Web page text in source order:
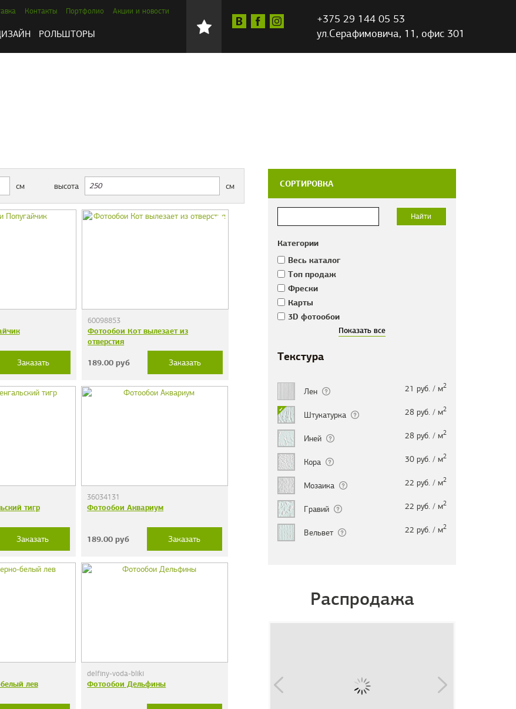
+375 29 144 05 53
ул.Серафимовича, 11, офис 301
Контакты Портфолио Акции и новости
РОЛЬШТОРЫ
см высота см
Заказать
60098853
Фотообои Кот вылезает из
отверстия
189.00 руб Заказать
тигр
Заказать
36034131
Фотообои Аквариум
189.00 руб Заказать
лев
delfiny-voda-bliki
Фотообои Дельфины
СОРТИРОВКА
Категории
Весь каталог
Tоп продаж
Фрески
Карты
3D фотообои
Текстура
Лен 21 руб. / м2
Штукатурка 28 руб. / м2
Иней 28 руб. / м2
Кора 30 руб. / м2
Мозаика 22 руб. / м2
Гравий 22 руб. / м2
Вельвет 22 руб. / м2
Распродажа